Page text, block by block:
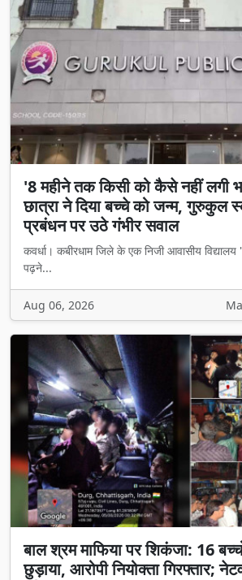
'8 महीने तक किसी को कैसे नहीं लगी
छात्रा ने दिया बच्चे को जन्म, गुरुकुल
प्रबंधन पर उठे गंभीर सवाल
कवर्धा। कबीरधाम जिले के एक निजी आवासीय
पढ़ने...
Aug 06, 2026
बाल श्रम माफिया पर शिकंजा: 16
छुड़ाया, आरोपी नियोक्ता गिरफ्तार;